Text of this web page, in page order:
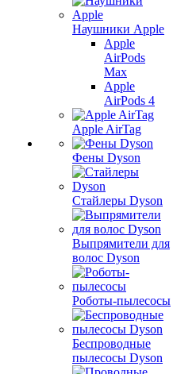
Наушники Apple
Apple
AirPods
Max
Apple
AirPods 4
Apple AirTag
Фены Dyson
Стайлеры Dyson
Выпрямители для
волос Dyson
Роботы-пылесосы
Беспроводные
пылесосы Dyson